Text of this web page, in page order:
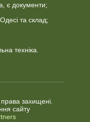
є документи;
та склад;
техніка.
захищені.
сайту